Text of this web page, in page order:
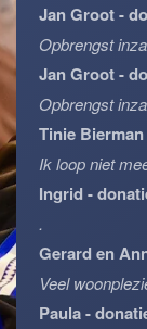
Jan Groot -
Opbrengst
Jan Groot -
Opbrengst
Tinie
Ik loop niet
Ingrid -
.
Gerard en
Veel
Paula -